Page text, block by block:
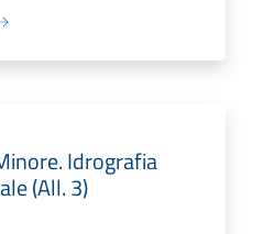
Idrografia
(All. 3)